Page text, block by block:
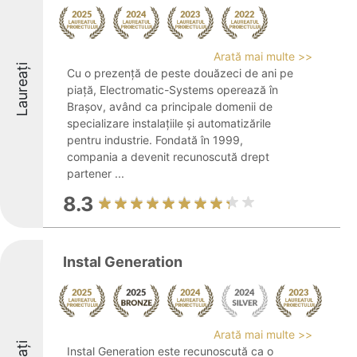
Laureați
Arată mai multe >>
Cu o prezență de peste douăzeci de ani pe
piață, Electromatic-Systems operează în
Brașov, având ca principale domenii de
specializare instalațiile și automatizările
pentru industrie. Fondată în 1999,
compania a devenit recunoscută drept
partener ...
8.3
Instal Generation
Arată mai multe >>
Instal Generation este recunoscută ca o